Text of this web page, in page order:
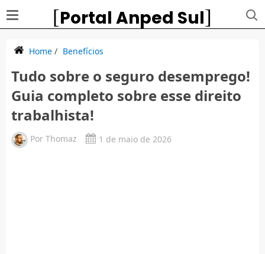
Portal Anped Sul
Home/ Benefícios
Tudo sobre o seguro desemprego!
Guia completo sobre esse direito
trabalhista!
Por Thomaz 1 de maio de 2026